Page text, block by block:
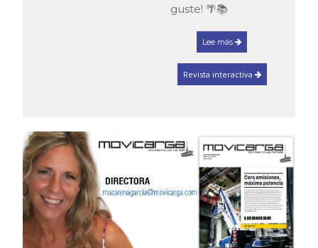
guste! 🌴📚
Lee más
Revista interactiva